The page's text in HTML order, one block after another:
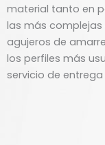
material tanto en
las más
agujeros de
los perfiles más
servicio de